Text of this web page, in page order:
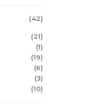
(42)
(21)
(1)
(19)
(6)
(3)
(10)